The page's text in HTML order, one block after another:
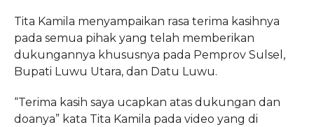
Tita Kamila menyampaikan rasa terima kasihnya
pada semua pihak yang telah memberikan
dukungannya khususnya pada Pemprov Sulsel,
Bupati Luwu Utara, dan Datu Luwu.
“Terima kasih saya ucapkan atas dukungan dan
doanya” kata Tita Kamila pada video yang di